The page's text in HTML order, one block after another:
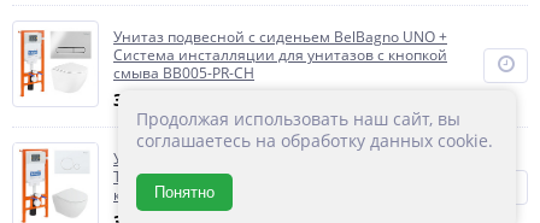
Унитаз подвесной с сиденьем BelBagno UNO +
Система инсталляции для унитазов с кнопкой
смыва BB005-PR-CH
31 860
Унитаз подвесной с сиденьем BelBagno STYLUS-
TOR + Система инсталляции для унитазов с
кнопкой смыва BB014-SR-BIANCO
Продолжая использовать наш сайт, вы
соглашаетесь на обработку данных cookie.
Понятно